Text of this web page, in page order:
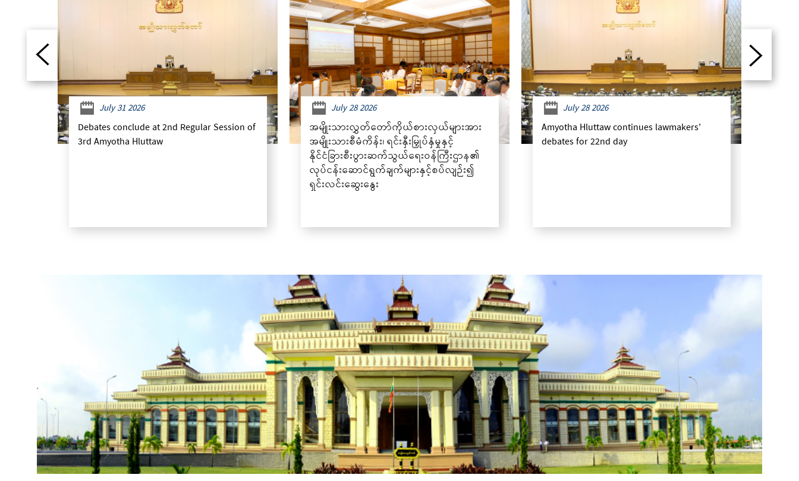
July 31 2026
Debates conclude at 2nd Regular Session of
3rd Amyotha Hluttaw
July 28 2026
အမျိုးသားလွှတ်တော်ကိုယ်စားလှယ်များအား
အမျိုးသားစီမံကိန်း၊ ရင်းနှီးမြှုပ်နှံမှုနှင့်
နိုင်ငံခြားစီးပွားဆက်သွယ်ရေးဝန်ကြီးဌာန၏
လုပ်ငန်းဆောင်ရွက်ချက်များနှင့်စပ်လျဉ်း၍
ရှင်းလင်းဆွေးနွေး
July 28 2026
Amyotha Hluttaw continues lawmakers’
debates for 22nd day